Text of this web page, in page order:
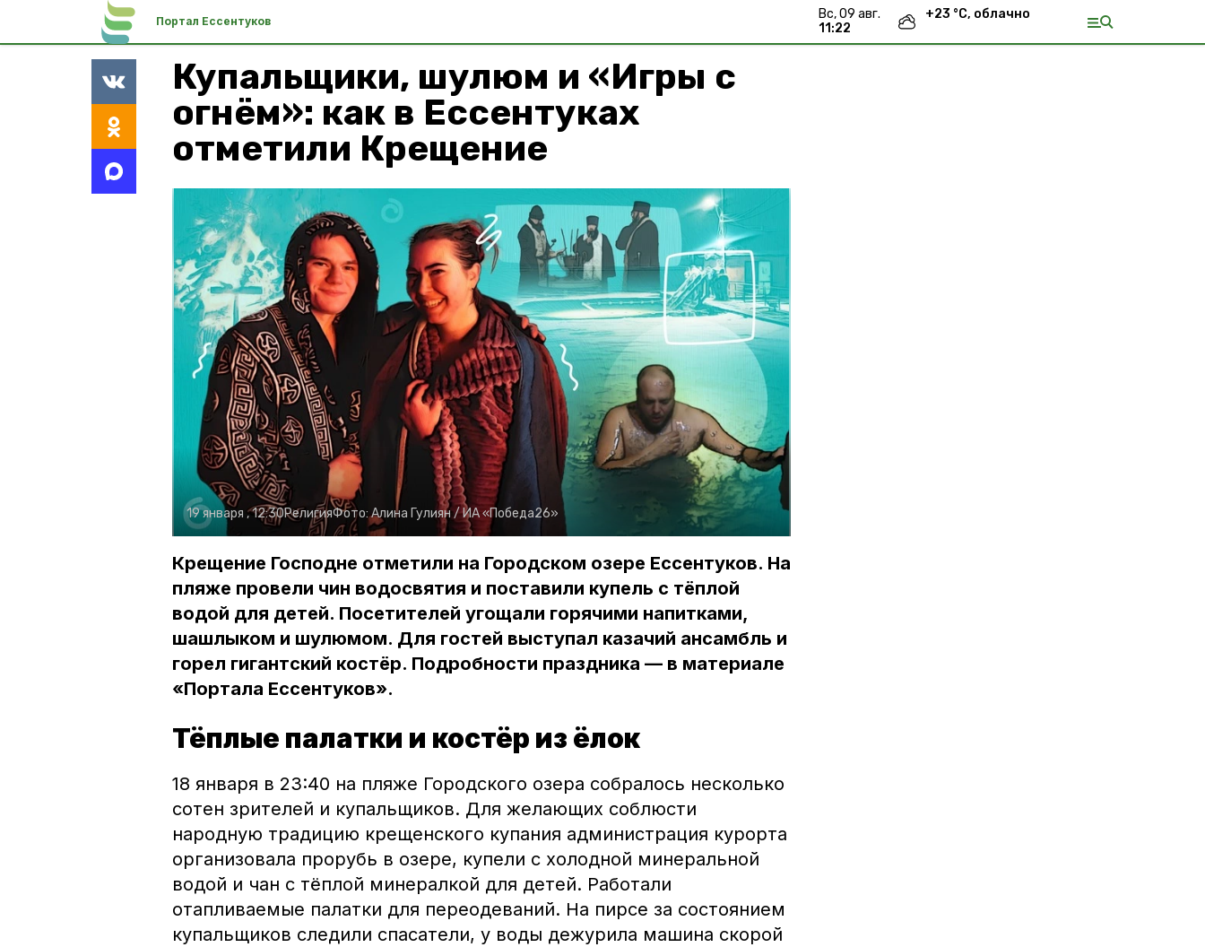
Портал Ессентуков
вс, 09 авг.
11:22
+23 °С, облачно
Купальщики, шулюм и «Игры с
огнём»: как в Ессентуках
отметили Крещение
19 января , 12:30РелигияФото:Алина Гулиян /ИА «Победа26»
Крещение Господне отметили на Городском озере Ессентуков. На
пляже провели чин водосвятия и поставили купель с тёплой
водой для детей. Посетителей угощали горячими напитками,
шашлыком и шулюмом. Для гостей выступал казачий ансамбль и
горел гигантский костёр. Подробности праздника — в материале
«Портала Ессентуков».
Тёплые палатки и костёр из ёлок
18 января в 23:40 на пляже Городского озера собралось несколько
сотен зрителей и купальщиков. Для желающих соблюсти
народную традицию крещенского купания администрация курорта
организовала прорубь в озере, купели с холодной минеральной
водой и чан с тёплой минералкой для детей. Работали
отапливаемые палатки для переодеваний. На пирсе за состоянием
купальщиков следили спасатели, у воды дежурила машина скорой